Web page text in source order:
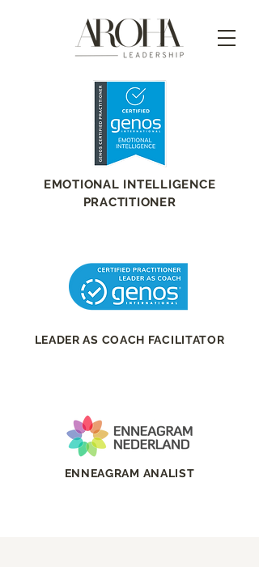
EMOTIONAL INTELLIGENCE
PRACTITIONER
LEADER AS COACH FACILITATOR
ENNEAGRAM ANALIST